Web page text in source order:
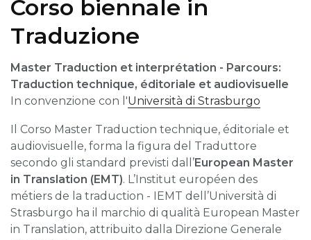
Corso biennale in
Traduzione
Master Traduction et interprétation - Parcours:
Traduction technique, éditoriale et audiovisuelle
In convenzione con l'Università di Strasburgo
Il Corso Master Traduction technique, éditoriale et
audiovisuelle, forma la figura del Traduttore
secondo gli standard previsti dall’European Master
in Translation (EMT). L’Institut européen des
métiers de la traduction - IEMT dell’Università di
Strasburgo ha il marchio di qualità European Master
in Translation, attribuito dalla Direzione Generale